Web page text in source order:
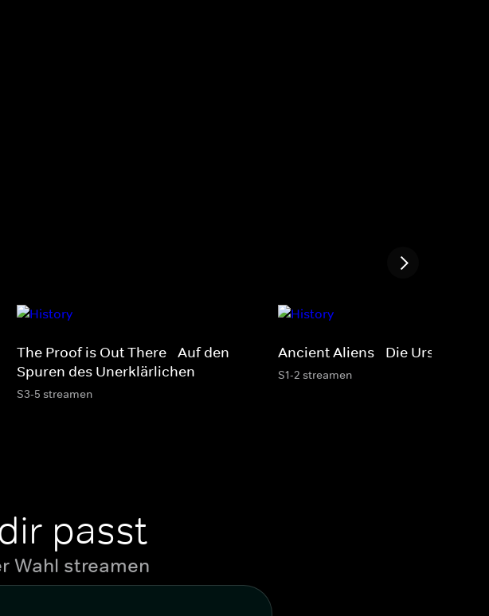
The Proof is Out There - Auf den
Spuren des Unerklärlichen
S3-5 streamen
Ancient Aliens - Die Ursprünge
S1-2 streamen
passt
Wahl streamen